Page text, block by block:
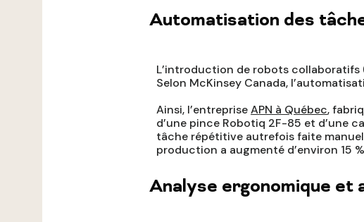
Automatisation des
L’introduction de robots
Selon McKinsey Canada,
Ainsi, l’entrepriseAPN à Québec,
d’une pince Robotiq 2F-85 et d’une
tâche répétitive autrefois faite
production a augmenté d’environ 15
Analyse ergonomique et